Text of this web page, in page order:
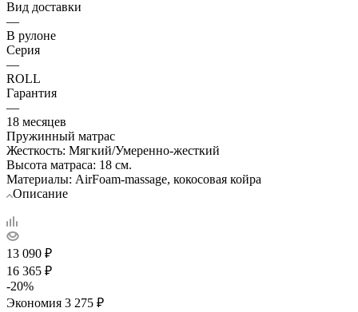
Вид доставки
—
В рулоне
Серия
—
ROLL
Гарантия
—
18 месяцев
Пружинный матрас
Жесткость: Мягкий/Умеренно-жесткий
Высота матраса: 18 см.
Материалы: AirFoam-massage, кокосовая койра
Описание
13 090 ₽
16 365 ₽
-20%
Экономия 3 275 ₽